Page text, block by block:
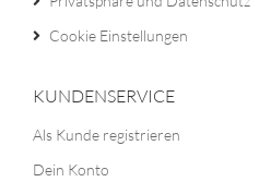
Cookie Einstellungen
KUNDENSERVICE
Als Kunde registrieren
Dein Konto